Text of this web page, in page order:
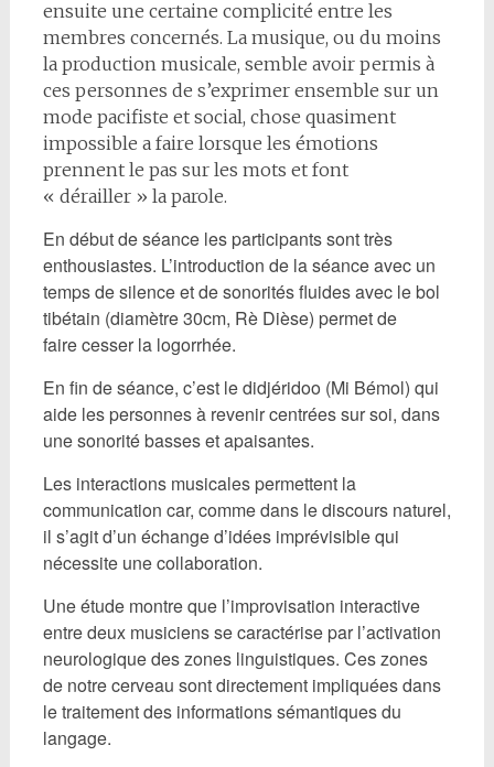
ensuite une certaine complicité entre les
membres concernés. La musique, ou du moins
la production musicale, semble avoir permis à
ces personnes de s’exprimer ensemble sur un
mode pacifiste et social, chose quasiment
impossible a faire lorsque les émotions
prennent le pas sur les mots et font
« dérailler » la parole.
En début de séance les participants sont très
enthousiastes. L’introduction de la séance avec un
temps de silence et de sonorités fluides avec le bol
tibétain (diamètre 30cm, Rè Dièse) permet de
faire cesser la logorrhée.
En fin de séance, c’est le didjéridoo (Mi Bémol) qui
aide les personnes à revenir centrées sur soi, dans
une sonorité basses et apaisantes.
Les interactions musicales permettent la
communication car, comme dans le discours naturel,
il s’agit d’un échange d’idées imprévisible qui
nécessite une collaboration.
Une étude montre que l’improvisation interactive
entre deux musiciens se caractérise par l’activation
neurologique des zones linguistiques. Ces zones
de notre cerveau sont directement impliquées dans
le traitement des informations sémantiques du
langage.